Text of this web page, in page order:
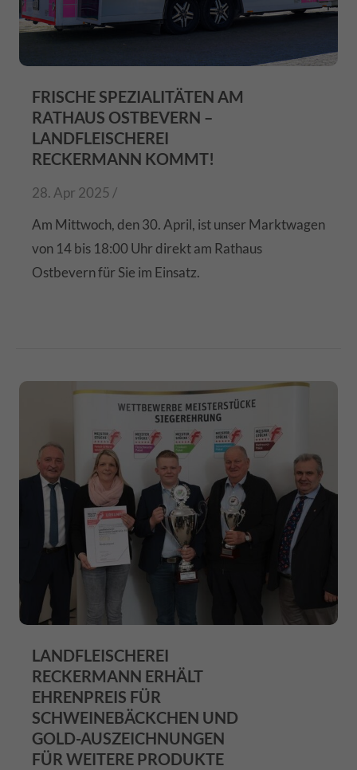
FRISCHE SPEZIALITÄTEN AM
RATHAUS OSTBEVERN –
LANDFLEISCHEREI
RECKERMANN KOMMT!
28. Apr 2025 /
Am Mittwoch, den 30. April, ist unser Marktwagen
von 14 bis 18:00 Uhr direkt am Rathaus
Ostbevern für Sie im Einsatz.
LANDFLEISCHEREI
RECKERMANN ERHÄLT
EHRENPREIS FÜR
SCHWEINEBÄCKCHEN UND
GOLD-AUSZEICHNUNGEN
FÜR WEITERE PRODUKTE